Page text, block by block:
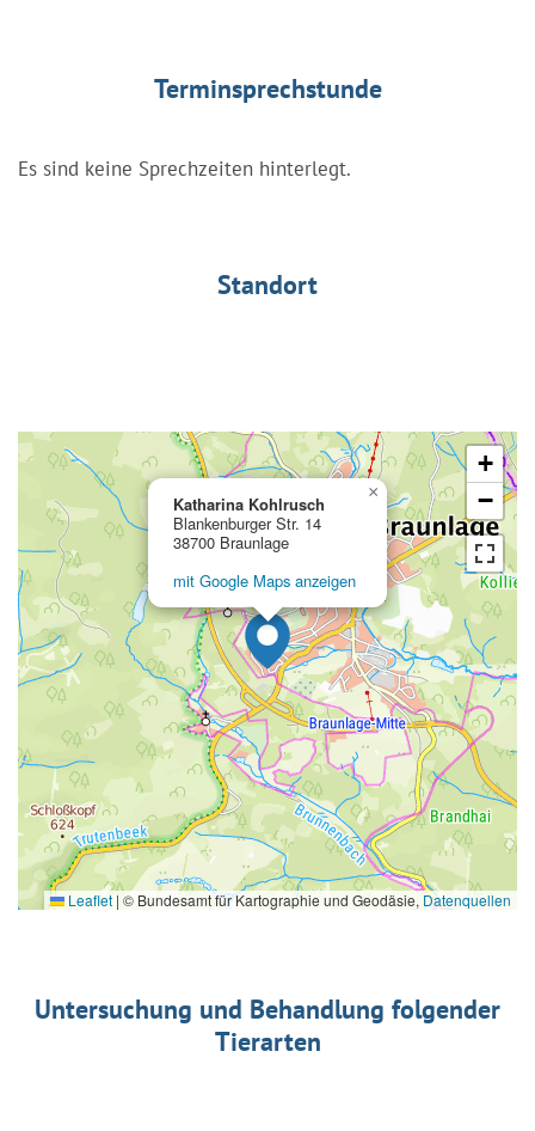
Terminsprechstunde
Es sind keine Sprechzeiten hinterlegt.
Standort
Katharina Kohlrusch
Blankenburger Str. 14
38700 Braunlage
mit Google Maps anzeigen
×
+
−
Leaflet | © Bundesamt für Kartographie und Geodäsie, Datenquellen
Untersuchung und Behandlung folgender
Tierarten